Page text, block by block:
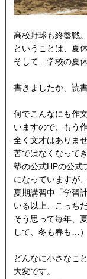
高校野球も終盤戦。
ということは、夏
そして…学校の夏休
書きましたか、読
何でこんなにも作
いますので、もう
全く文才はありま
苦ではなくなってき
塾の公式HPの公式
になっていますが
夏期講習中「学習
いる以上、こっち
そう思って毎年、
して、冬も春も…）
どんなに小さなこ
大変です。